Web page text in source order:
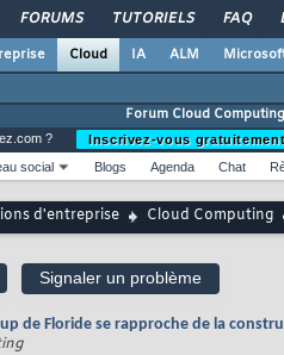
FORUMS TUTORIELS FAQ
Cloud IA ALM
Forum Cloud Computing
?
Inscrivez-vous
social Blogs Agenda Chat
d'entreprise Cloud Computing
Signaler un problème
de Floride se rapproche de la